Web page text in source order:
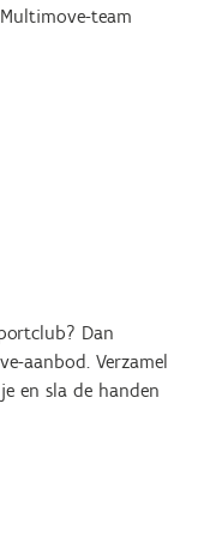
team
Dan
aanbod. Verzamel
en sla de handen